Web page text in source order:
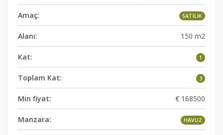
Amaç: SATILIK
Alanı: 150 m2
Kat: 1
Toplam Kat: 3
Min fiyat: € 168500
Manzara: HAVUZ